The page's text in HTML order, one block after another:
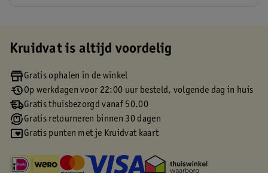
Kruidvat is altijd voordelig
Gratis ophalen in de winkel
Op werkdagen voor 22:00 uur besteld, volgende dag in huis
Gratis thuisbezorgd vanaf 50.00
Gratis retourneren binnen 30 dagen
Gratis punten met je Kruidvat kaart